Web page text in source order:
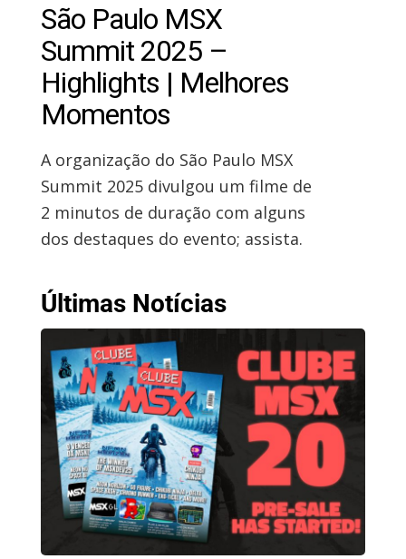
São Paulo MSX
Summit 2025 –
Highlights | Melhores
Momentos
A organização do São Paulo MSX
Summit 2025 divulgou um filme de
2 minutos de duração com alguns
dos destaques do evento; assista.
Últimas Notícias